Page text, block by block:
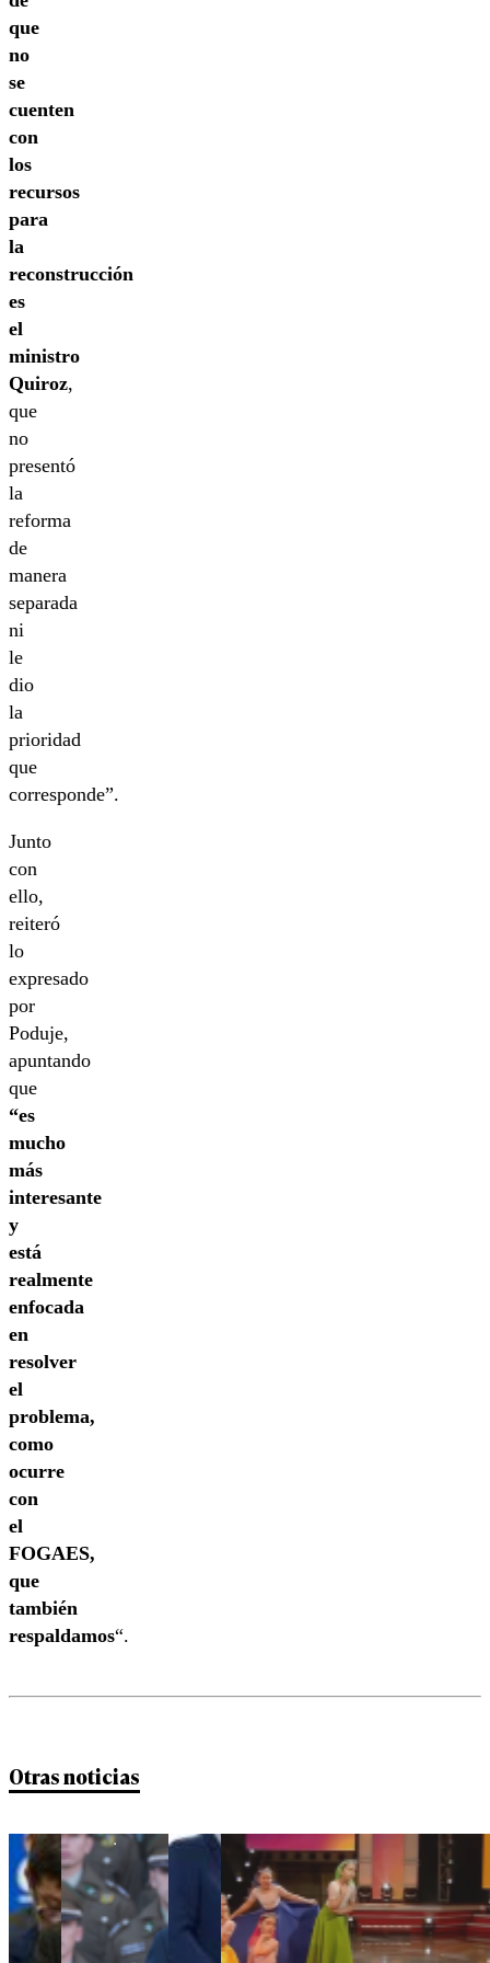
que
no
se
cuenten
con
los
recursos
para
la
reconstrucción
es
el
ministro
Quiroz,
que
no
presentó
la
reforma
de
manera
separada
ni
le
dio
la
prioridad
que
corresponde”.
Junto
con
ello,
reiteró
lo
expresado
por
Poduje,
apuntando
que
“es
mucho
más
interesante
y
está
realmente
enfocada
en
resolver
el
problema,
como
ocurre
con
el
FOGAES,
que
también
respaldamos“.
Otras noticias